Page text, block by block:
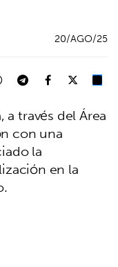
20/AGO/25
través del Área
con una
la
en la